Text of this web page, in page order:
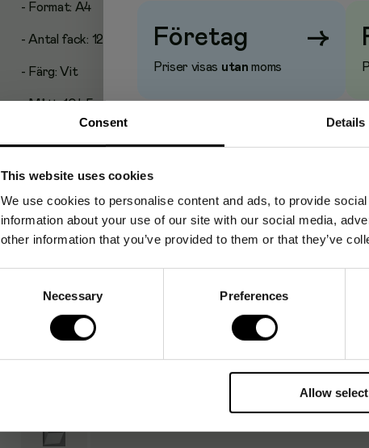
Consent Details
This website uses cookies
We use cookies to personalise content and ads, to provide
information about your use of our site with our social media,
other information that you’ve provided to them or that they’ve
Necessary Preferences
Allow
- Format: A4
- Antal fack: 12
- Färg: Vit
- Mått: 104,5 x 34,8 x 9,5 cm
Produktalternativ
Blankettfack Durable Flexiboxx Svart, A4L, 12 fack
Företag →
Priser visas utan moms